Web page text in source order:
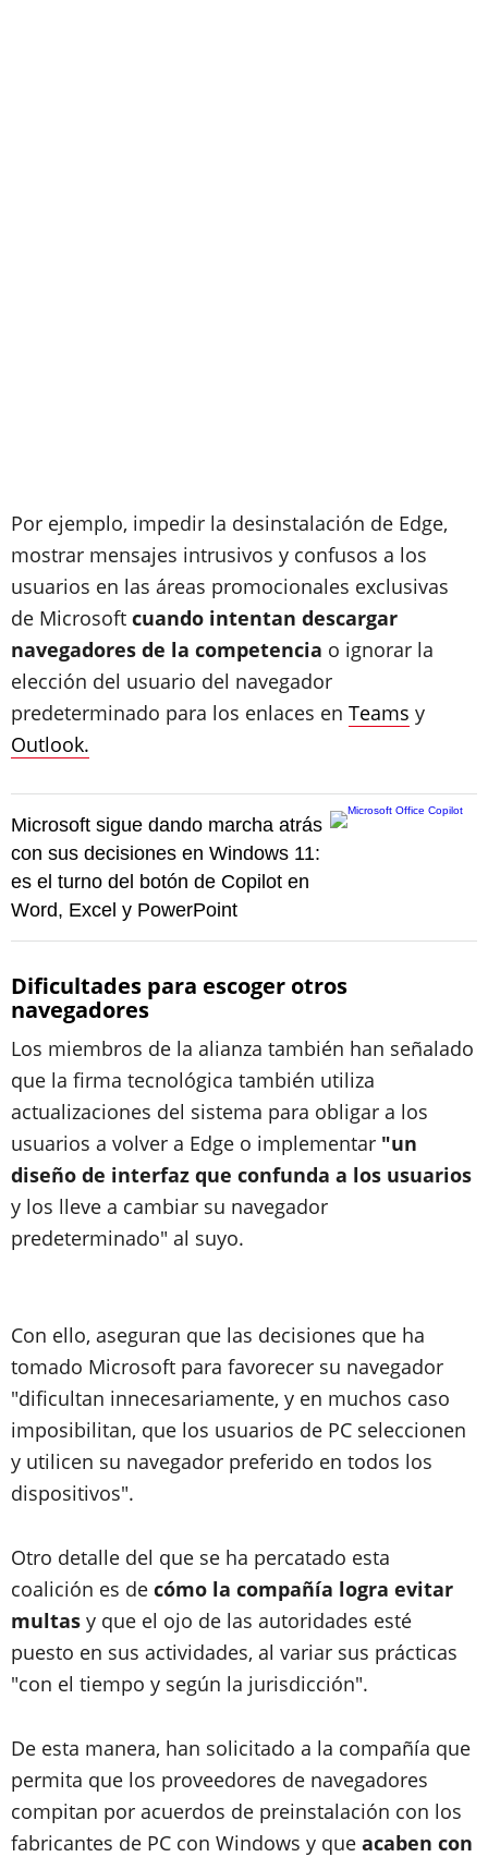
Por ejemplo, impedir la desinstalación de Edge,
mostrar mensajes intrusivos y confusos a los
usuarios en las áreas promocionales exclusivas
de Microsoft cuando intentan descargar
navegadores de la competencia o ignorar la
elección del usuario del navegador
predeterminado para los enlaces en Teams y
Outlook.
Microsoft sigue dando marcha atrás
con sus decisiones en Windows 11:
es el turno del botón de Copilot en
Word, Excel y PowerPoint
Dificultades para escoger otros
navegadores
Los miembros de la alianza también han señalado
que la firma tecnológica también utiliza
actualizaciones del sistema para obligar a los
usuarios a volver a Edge o implementar "un
diseño de interfaz que confunda a los usuarios
y los lleve a cambiar su navegador
predeterminado" al suyo.
Con ello, aseguran que las decisiones que ha
tomado Microsoft para favorecer su navegador
"dificultan innecesariamente, y en muchos caso
imposibilitan, que los usuarios de PC seleccionen
y utilicen su navegador preferido en todos los
dispositivos".
Otro detalle del que se ha percatado esta
coalición es de cómo la compañía logra evitar
multas y que el ojo de las autoridades esté
puesto en sus actividades, al variar sus prácticas
"con el tiempo y según la jurisdicción".
De esta manera, han solicitado a la compañía que
permita que los proveedores de navegadores
compitan por acuerdos de preinstalación con los
fabricantes de PC con Windows y que acaben con